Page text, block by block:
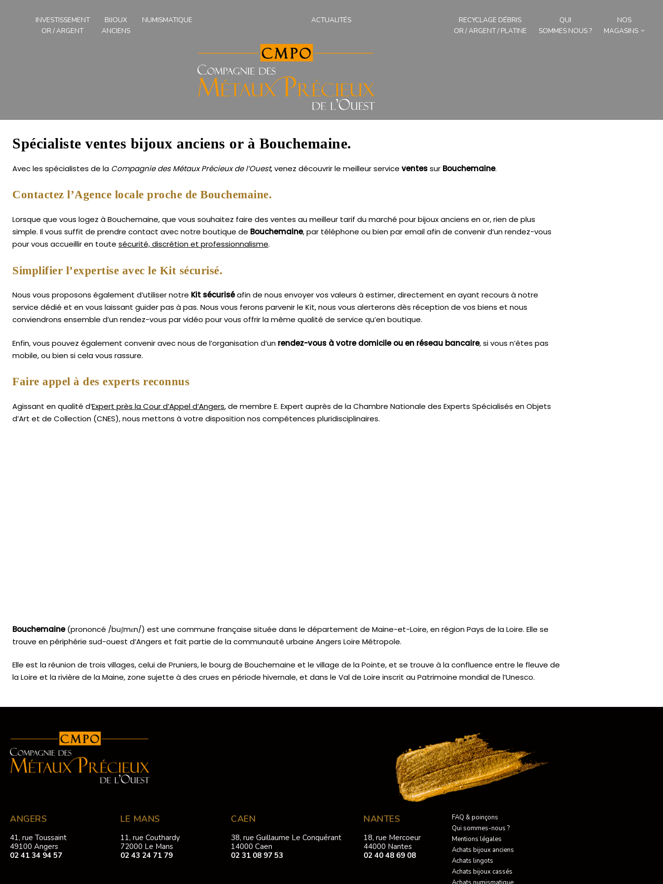
INVESTISSEMENT
OR / ARGENT
BIJOUX
ANCIENS
NUMISMATIQUE ACTUALITÉS
RECYCLAGE DÉBRIS
OR / ARGENT / PLATINE
QUI
SOMMES NOUS ?
NOS
MAGASINS
Spécialiste ventes bijoux anciens or à Bouchemaine.
Avec les spécialistes de la Compagnie des Métaux Précieux de l’Ouest, venez découvrir le meilleur service ventessur Bouchemaine.
Contactez l’Agence locale proche de Bouchemaine.
Lorsque que vous logez à Bouchemaine, que vous souhaitez faire des ventes au meilleur tarif du marché pour bijoux anciens en or, rien de plus
simple. Il vous suffit de prendre contact avec notre boutique de Bouchemaine, par téléphone ou bien par email afin de convenir d’un rendez-vous
pour vous accueillir en toute sécurité, discrétion et professionnalisme.
Simplifier l’expertise avec le Kit sécurisé.
Nous vous proposons également d’utiliser notre Kit sécuriséafin de nous envoyer vos valeurs à estimer, directement en ayant recours à notre
service dédié et en vous laissant guider pas à pas. Nous vous ferons parvenir le Kit, nous vous alerterons dès réception de vos biens et nous
conviendrons ensemble d’un rendez-vous par vidéo pour vous offrir la même qualité de service qu’en boutique.
Enfin, vous pouvez également convenir avec nous de l’organisation d’un rendez-vous à votre domicile ou en réseau bancaire, si vous n’êtes pas
mobile, ou bien si cela vous rassure.
Faire appel à des experts reconnus
Agissant en qualité d’Expert près la Cour d’Appel d’Angers, de membre E. Expert auprès de laChambre Nationale des Experts Spécialisés en Objets
d’Art et de Collection (CNES),nous mettons à votre disposition nos compétences pluridisciplinaires.
Bouchemaine(prononcé /buʃmɛn/) est une commune française située dans le département de Maine-et-Loire, en région Pays de la Loire. Elle se
trouve en périphérie sud-ouest d’Angers et fait partie de la communauté urbaine Angers Loire Métropole.
Elle est la réunion de trois villages, celui de Pruniers, le bourg de Bouchemaine et le village de la Pointe, et se trouve à la confluence entre le fleuve de
la Loire et la rivière de la Maine, zone sujette à des crues en période hivernale, et dans le Val de Loire inscrit au Patrimoine mondial de l’Unesco.
ANGERS
41, rue Toussaint
49100 Angers
02 41 34 94 57
LE MANS
11, rue Couthardy
72000 Le Mans
02 43 24 71 79
CAEN
38, rue Guillaume Le Conquérant
14000 Caen
02 31 08 97 53
NANTES
18, rue Mercoeur
44000 Nantes
02 40 48 69 08
FAQ & poinçons
Qui sommes-nous ?
Mentions légales
Achats bijoux anciens
Achats lingots
Achats bijoux cassés